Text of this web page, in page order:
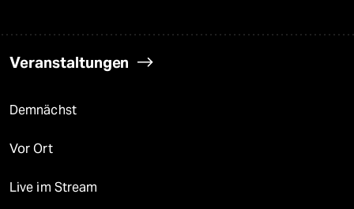
Veranstaltungen
Demnächst
Vor Ort
Live im Stream